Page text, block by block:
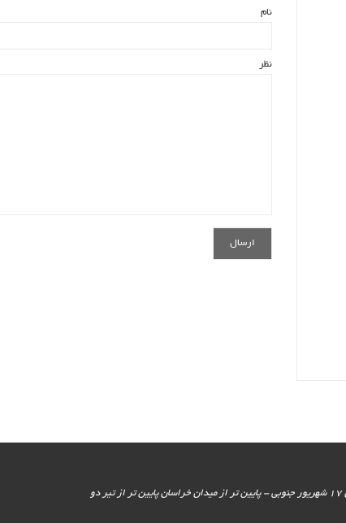
نام
نظر
آدرس نمایشگاه : ایران - تهران - خیابان 17 شهریور جنوبی - پایین تر از میدان خراسان پایین تر از تیر دو